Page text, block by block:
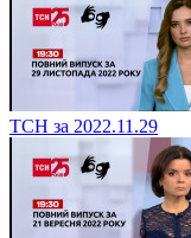
ТСН за 2022.11.29